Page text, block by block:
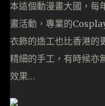
本這個動漫畫大國，每
畫活動，專業的
衣飾的造工也比香港的
精細的手工，有時候亦
效果…